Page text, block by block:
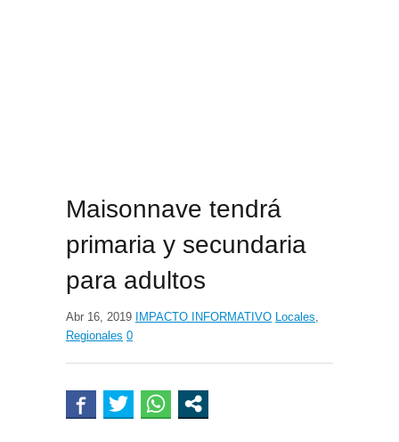
Maisonnave tendrá
primaria y secundaria
para adultos
Abr 16, 2019 IMPACTO INFORMATIVO Locales,
Regionales 0